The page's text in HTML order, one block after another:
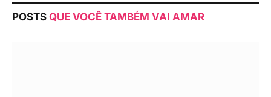
POSTS QUE VOCÊ TAMBÉM VAI AMAR